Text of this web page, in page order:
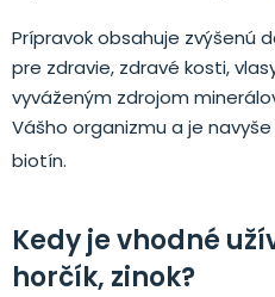
Prípravok obsahuje zvýšenú
pre zdravie, zdravé kosti,
vyváženým zdrojom
Vášho organizmu a je
biotín.
Kedy je vhodné
horčík, zinok?